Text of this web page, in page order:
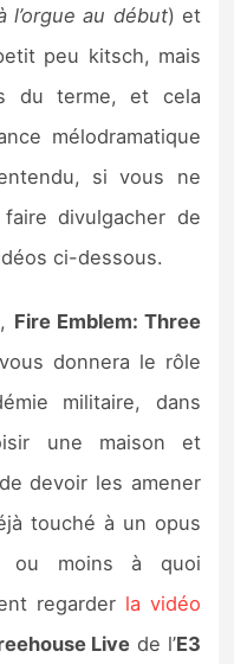
l’orgue au début) et
peu kitsch, mais
du terme, et cela
mélodramatique
si vous ne
divulgacher de
ci-dessous.
Fire Emblem: Three
donnera le rôle
militaire, dans
une maison et
devoir les amener
touché à un opus
ou moins à quoi
regarder la vidéo
Live de l’E3